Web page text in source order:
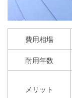
費用相場
耐用年数
メリット